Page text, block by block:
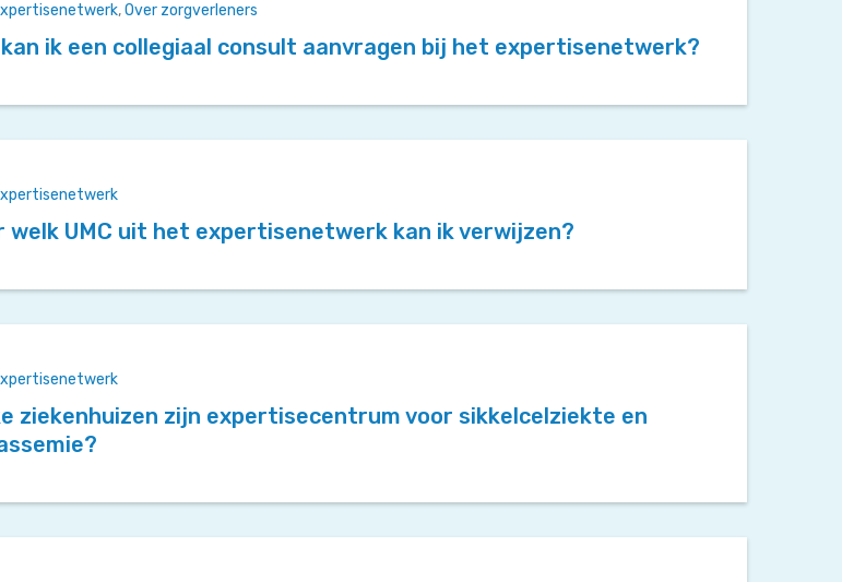
,Over zorgverleners
kan ik een collegiaal consult aanvragen bij het expertisenetwerk?
welk UMC uit het expertisenetwerk kan ik verwijzen?
ziekenhuizen zijn expertisecentrum voor sikkelcelziekte en